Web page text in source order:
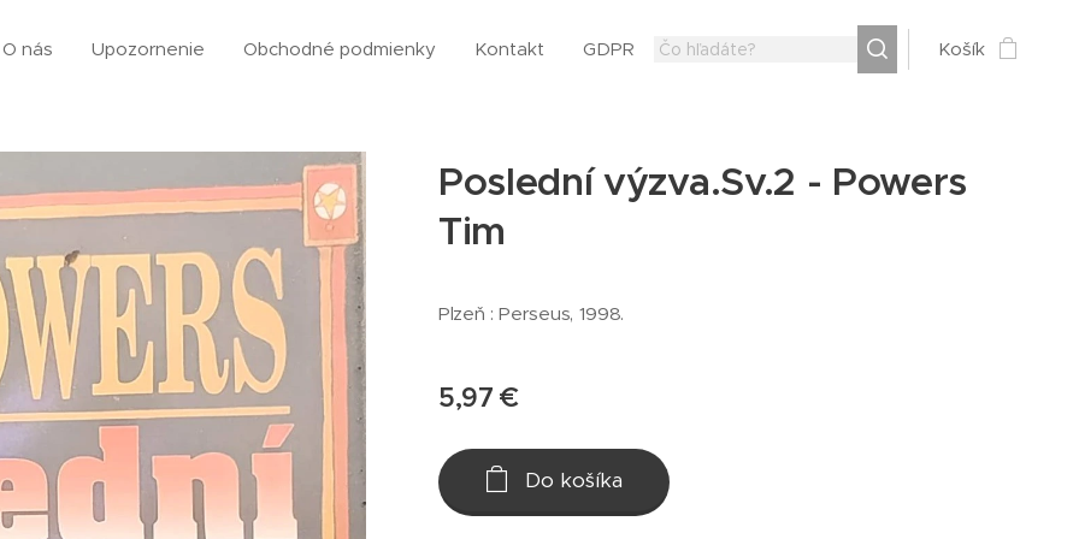
O nás Upozornenie Obchodné podmienky Kontakt GDPR Košík
Poslední výzva.Sv.2 - Powers
Tim
Plzeň : Perseus, 1998.
5,97 €
Do košíka